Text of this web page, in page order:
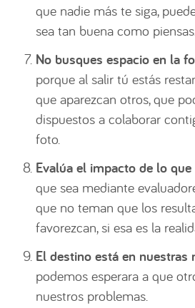
que nadie más te siga,
sea tan buena como piensas.
No busques espacio en la
porque al salir tú estás
que aparezcan otros, que
dispuestos a colaborar
foto.
Evalúa el impacto de lo que
que sea mediante
que no teman que los
favorezcan, si esa es la
El destino está en nuestras
podemos esperara a que
nuestros problemas.